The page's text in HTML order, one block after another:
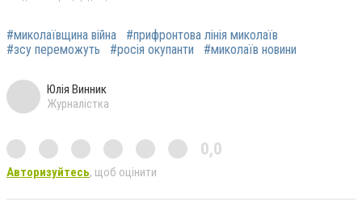
#миколаївщина війна
#прифронтова лінія миколаїв
#зсу переможуть
#росія окупанти #миколаїв новини
Юлія Винник
Журналістка
0,0
Авторизуйтесь, щоб оцінити